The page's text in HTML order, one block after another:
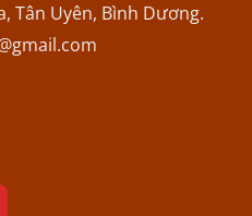
Tân Uyên, Bình Dương.